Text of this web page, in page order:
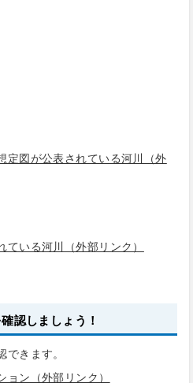
定図が公表されている河川（外
いる河川（外部リンク）
認しましょう！
できます。
ン（外部リンク）